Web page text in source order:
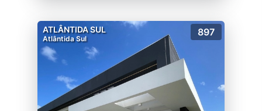
ATLÂNTIDA SUL
Atlântida Sul
897